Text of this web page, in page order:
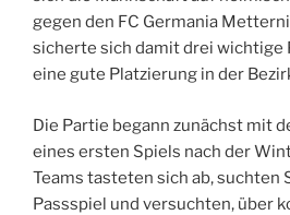
gegen den FC Germania
sicherte sich damit drei wichtige
eine gute Platzierung in der
Die Partie begann zunächst mit
eines ersten Spiels nach der
Teams tasteten sich ab, suchten
Passspiel und versuchten, über